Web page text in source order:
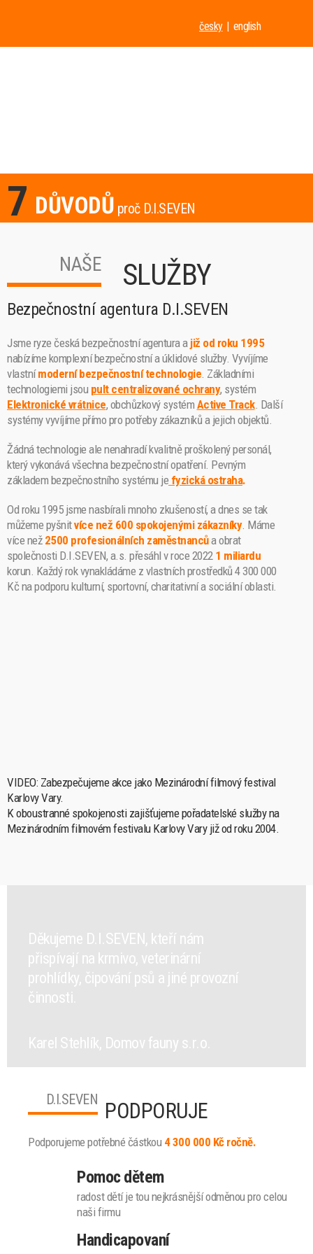
česky english
7 DŮVODŮ proč D.I.SEVEN
NAŠE SLUŽBY
Bezpečnostní agentura D.I.SEVEN
Jsme ryze česká bezpečnostní agentura a již od roku 1995
nabízíme komplexní bezpečnostní a úklidové služby. Vyvíjíme
vlastnímoderní bezpečnostní technologie . Základními
technologiemi jsou pult centralizované ochrany, systém
Elektronické vrátnice, obchůzkový systém Active Track. Další
systémy vyvíjíme přímo pro potřeby zákazníků a jejich objektů.
Žádná technologie ale nenahradí kvalitně proškolený personál,
který vykonává všechna bezpečnostní opatření. Pevným
základem bezpečnostního systému je fyzická ostraha.
Od roku 1995 jsme nasbírali mnoho zkušeností, a dnes se tak
můžeme pyšnitvíce než 600 spokojenými zákazníky. Máme
více než2500 profesionálních zaměstnancůa obrat
společnosti D.I.SEVEN, a.s. přesáhl v roce 2022 1 miliardu
korun. Každý rok vynakládáme z vlastních prostředků 4 300 000
Kč na podporu kulturní, sportovní, charitativní a sociální oblasti.
VIDEO: Zabezpečujeme akce jako Mezinárodní filmový festival
Karlovy Vary.
K oboustranné spokojenosti zajišťujeme pořadatelské služby na
Mezinárodním filmovém festivalu Karlovy Vary již od roku 2004.
Děkujeme D.I.SEVEN, kteří nám
přispívají na krmivo, veterinární
prohlídky, čipování psů a jiné provozní
činnosti.
Karel Stehlík, Domov fauny s.r.o.
D.I.SEVEN PODPORUJE
Podporujeme potřebné částkou 4 300 000 Kč ročně.
Pomoc dětem
radost dětí je tou nejkrásnější odměnou pro celou
naši firmu
Handicapovaní